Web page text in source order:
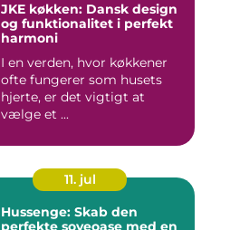
JKE køkken: Dansk design
og funktionalitet i perfekt
harmoni
I en verden, hvor køkkener
ofte fungerer som husets
hjerte, er det vigtigt at
vælge et ...
11. jul
Hussenge: Skab den
perfekte soveoase med en